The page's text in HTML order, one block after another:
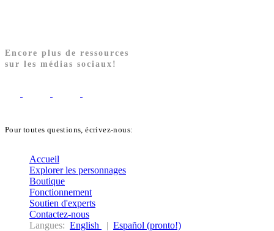
Encore plus de ressources
sur les médias sociaux!
Pour toutes questions, écrivez-nous:
Accueil
Explorer les personnages
Boutique
Fonctionnement
Soutien d'experts
Contactez-nous
Langues: English | Español (pronto!)